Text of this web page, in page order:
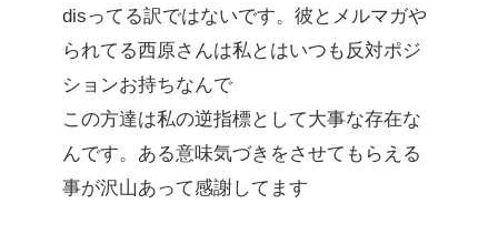
disってる訳ではないです。彼とメルマガや
られてる西原さんは私とはいつも反対ポジ
ションお持ちなんで
この方達は私の逆指標として大事な存在な
んです。ある意味気づきをさせてもらえる
事が沢山あって感謝してます